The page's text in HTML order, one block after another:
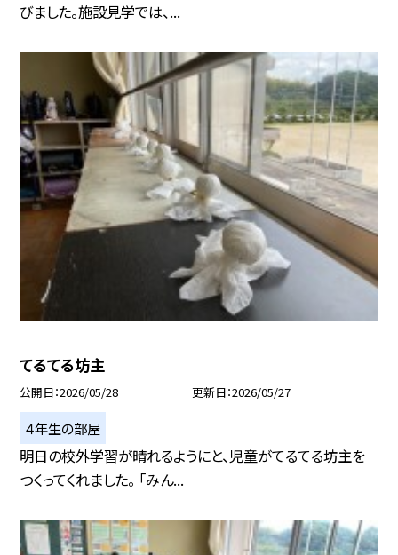
びました。施設見学では、...
てるてる坊主
公開日 2026/05/28 更新日 2026/05/27
４年生の部屋
明日の校外学習が晴れるようにと、児童がてるてる坊主を
つくってくれました。 「みん...